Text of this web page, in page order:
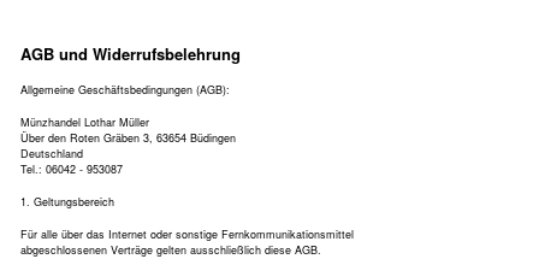
AGB und Widerrufsbelehrung
Allgemeine Geschäftsbedingungen (AGB):
Münzhandel Lothar Müller
Über den Roten Gräben 3, 63654 Büdingen
Deutschland
Tel.: 06042 - 953087
1. Geltungsbereich
Für alle über das Internet oder sonstige Fernkommunikationsmittel
abgeschlossenen Verträge gelten ausschließlich diese AGB.